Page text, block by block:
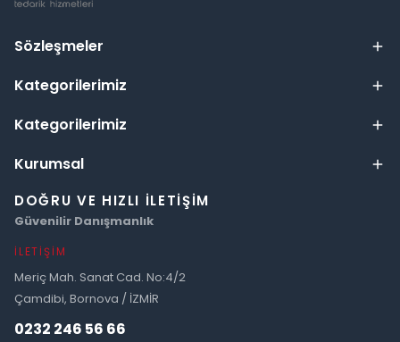
Sözleşmeler
Kategorilerimiz
Kategorilerimiz
Kurumsal
DOĞRU VE HIZLI İLETIŞIM
Güvenilir Danışmanlık
İLETIŞIM
Meriç Mah. Sanat Cad. No:4/2
Çamdibi, Bornova / İZMİR
0232 246 56 66